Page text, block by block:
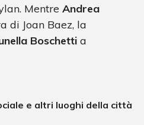
Mentre Andrea
di Joan Baez, la
Boschetti a
e altri luoghi della città